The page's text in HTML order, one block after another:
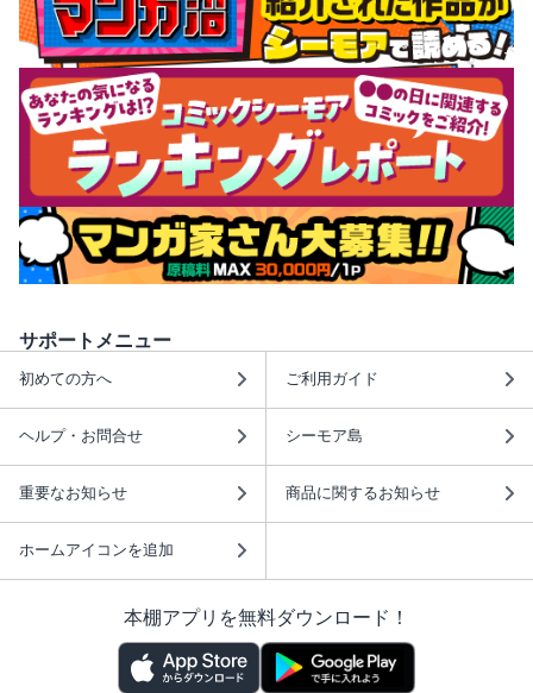
サポートメニュー
初めての方へ ご利用ガイド
ヘルプ・お問合せ シーモア島
重要なお知らせ 商品に関するお知らせ
ホームアイコンを追加
本棚アプリを無料ダウンロード！